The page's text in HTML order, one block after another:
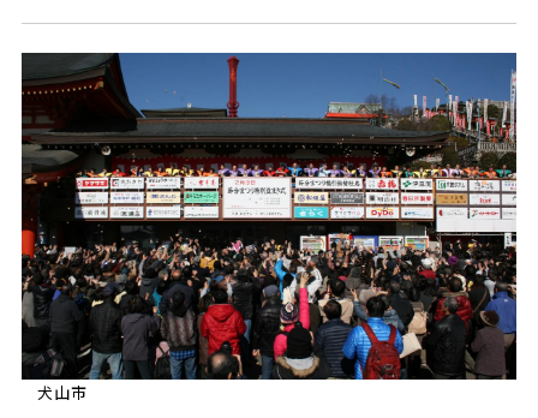
犬山市